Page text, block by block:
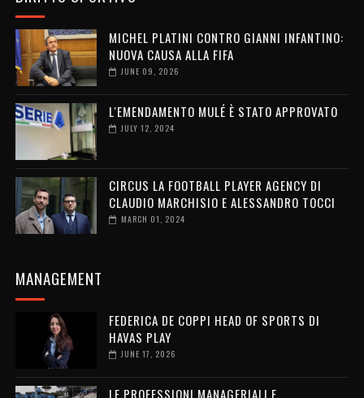
MICHEL PLATINI CONTRO GIANNI INFANTINO:
NUOVA CAUSA ALLA FIFA
JUNE 09, 2026
L'EMENDAMENTO MULÉ È STATO APPROVATO
JULY 12, 2024
CIRCUS LA FOOTBALL PLAYER AGENCY DI
CLAUDIO MARCHISIO E ALESSANDRO TOCCI
MARCH 01, 2024
MANAGEMENT
FEDERICA DE COPPI HEAD OF SPORTS DI
HAVAS PLAY
JUNE 17, 2026
LE PROFESSIONI MANAGERIALI E